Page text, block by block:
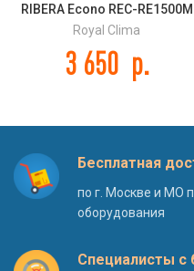
RIBERA Econo REC-RE1500M
Royal Clima
3 650 р.
Бесплатная
по г. Москве и МО
оборудования
Специалисты